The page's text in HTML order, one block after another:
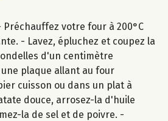
- Préchauffez votre four à 200°C
- Lavez, épluchez et coupez la
d'un centimètre
plaque allant au four
cuisson ou dans un plat à
douce, arrosez-la d'huile
la de sel et de poivre. -